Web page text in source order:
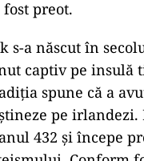
fost preot.
s-a născut în
captiv pe insulă
spune că a
pe
432 şi începe